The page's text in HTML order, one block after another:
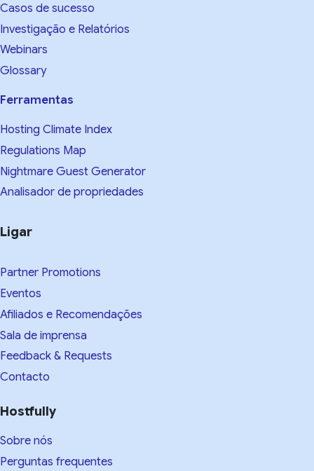
Casos de sucesso
Investigação e Relatórios
Webinars
Glossary
Ferramentas
Hosting Climate Index
Regulations Map
Nightmare Guest Generator
Analisador de propriedades
Ligar
Partner Promotions
Eventos
Afiliados e Recomendações
Sala de imprensa
Feedback & Requests
Contacto
Hostfully
Sobre nós
Perguntas frequentes